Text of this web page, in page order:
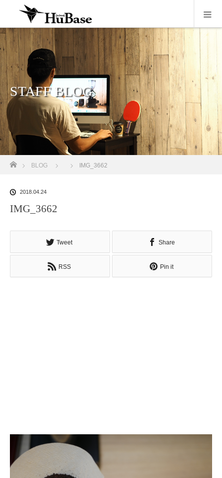
STAFF BLOG
ホーム
BLOG IMG_3662
2018.04.24
IMG_3662
Tweet Share
RSS Pin it